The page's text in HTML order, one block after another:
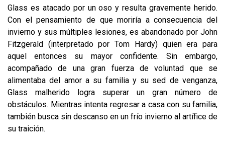
Glass es atacado por un oso y resulta gravemente herido.
Con el pensamiento de que moriría a consecuencia del
invierno y sus múltiples lesiones, es abandonado por John
Fitzgerald (interpretado por Tom Hardy) quien era para
aquel entonces su mayor confidente. Sin embargo,
acompañado de una gran fuerza de voluntad que se
alimentaba del amor a su familia y su sed de venganza,
Glass malherido logra superar un gran número de
obstáculos. Mientras intenta regresar a casa con su familia,
también busca sin descanso en un frío invierno al artífice de
su traición.